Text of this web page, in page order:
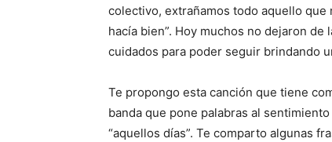
colectivo, extrañamos todo aquello que
hacía bien”. Hoy muchos no dejaron
cuidados para poder seguir brindando
Te propongo esta canción que tiene
banda que pone palabras al
“aquellos días”. Te comparto algunas